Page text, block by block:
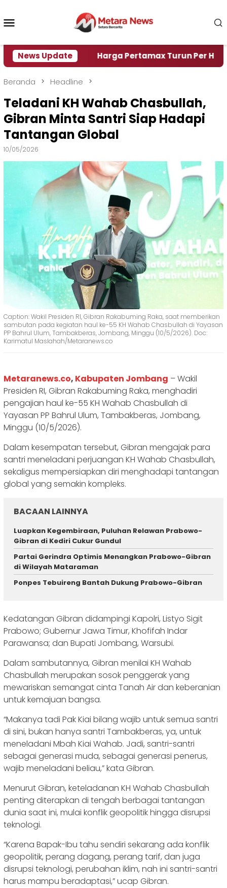
konten
News Update
Air Harga Pertamax Turun Per Hari Ini,
Beranda Headline
Teladani KH Wahab Chasbullah,
Gibran Minta Santri Siap Hadapi
Tantangan Global
10/05/2026
Caption: Wakil Presiden RI, Gibran Rakabuming Raka, saat memberikan
sambutan pada kegiatan haul ke-55 KH Wahab Chasbullah di Yayasan
PP Bahrul Ulum, Tambakberas, Jombang, Minggu (10/5/2026). Doc:
Karimatul Maslahah/Metaranews.co
Metaranews.co, Kabupaten Jombang – Wakil
Presiden RI, Gibran Rakabuming Raka, menghadiri
pengajian haul ke-55 KH Wahab Chasbullah di
Yayasan PP Bahrul Ulum, Tambakberas, Jombang,
Minggu (10/5/2026).
Dalam kesempatan tersebut, Gibran mengajak para
santri meneladani perjuangan KH Wahab Chasbullah,
sekaligus mempersiapkan diri menghadapi tantangan
global yang semakin kompleks.
BACAAN LAINNYA
Luapkan Kegembiraan, Puluhan Relawan Prabowo-
Gibran di Kediri Cukur Gundul
Partai Gerindra Optimis Menangkan Prabowo-Gibran
di Wilayah Mataraman
Ponpes Tebuireng Bantah Dukung Prabowo-Gibran
Kedatangan Gibran didampingi Kapolri, Listyo Sigit
Prabowo; Gubernur Jawa Timur, Khofifah Indar
Parawansa; dan Bupati Jombang, Warsubi.
Dalam sambutannya, Gibran menilai KH Wahab
Chasbullah merupakan sosok penggerak yang
mewariskan semangat cinta Tanah Air dan keberanian
untuk kemajuan bangsa.
“Makanya tadi Pak Kiai bilang wajib untuk semua santri
di sini, bukan hanya santri Tambakberas, ya, untuk
meneladani Mbah Kiai Wahab. Jadi, santri-santri
sebagai generasi muda, sebagai generasi penerus,
wajib meneladani beliau,” kata Gibran.
Menurut Gibran, keteladanan KH Wahab Chasbullah
penting diterapkan di tengah berbagai tantangan
dunia saat ini, mulai konflik geopolitik hingga disrupsi
teknologi.
“Karena Bapak-Ibu tahu sendiri sekarang ada konflik
geopolitik, perang dagang, perang tarif, dan juga
disrupsi teknologi, perubahan iklim, nah ini santri-santri
harus mampu beradaptasi,” ucap Gibran.